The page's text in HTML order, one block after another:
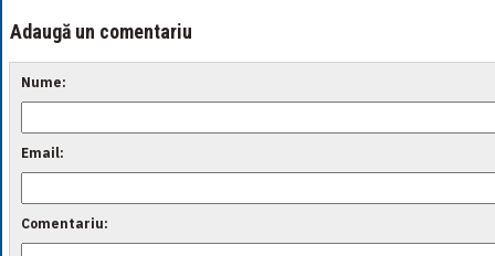
Adaugă un comentariu
Nume:
Email:
Comentariu: